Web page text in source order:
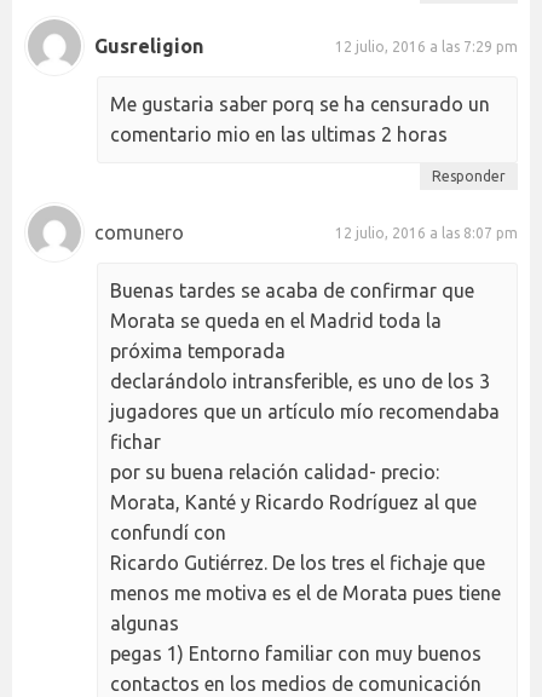
Gusreligion 12 julio, 2016 a las 7:29 pm
Me gustaria saber porq se ha censurado un
comentario mio en las ultimas 2 horas
Responder
comunero 12 julio, 2016 a las 8:07 pm
Buenas tardes se acaba de confirmar que
Morata se queda en el Madrid toda la
próxima temporada
declarándolo intransferible, es uno de los 3
jugadores que un artículo mío recomendaba
fichar
por su buena relación calidad- precio:
Morata, Kanté y Ricardo Rodríguez al que
confundí con
Ricardo Gutiérrez. De los tres el fichaje que
menos me motiva es el de Morata pues tiene
algunas
pegas 1) Entorno familiar con muy buenos
contactos en los medios de comunicación